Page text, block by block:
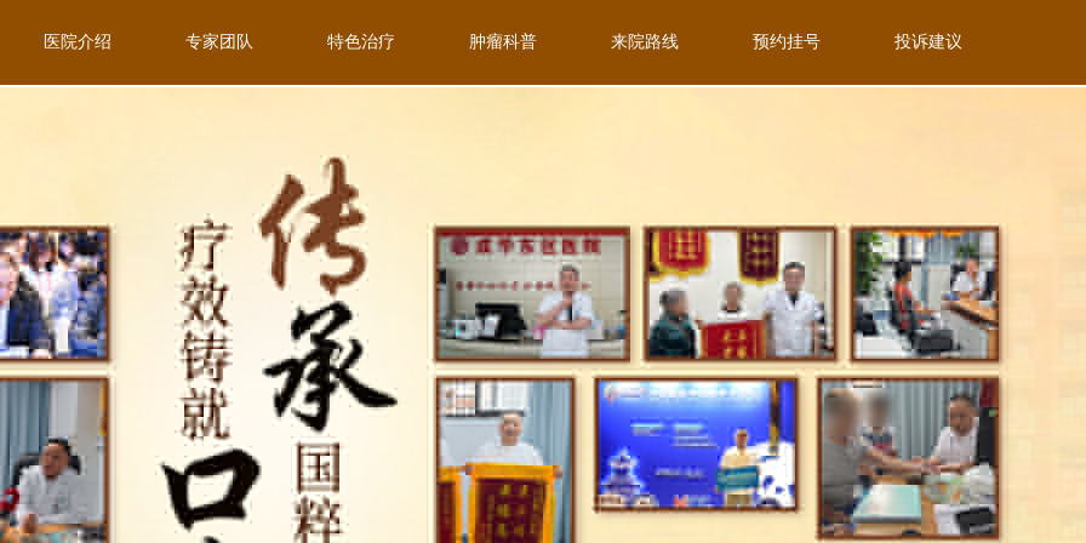
医院介绍 专家团队 特色治疗 肿瘤科普 来院路线 预约挂号 投诉建议